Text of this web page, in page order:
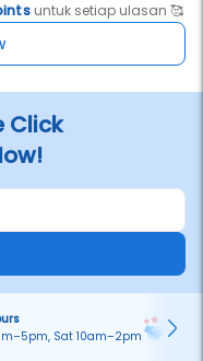
untuk setiap ulasan 🥰
Click
Sat 10am–2pm